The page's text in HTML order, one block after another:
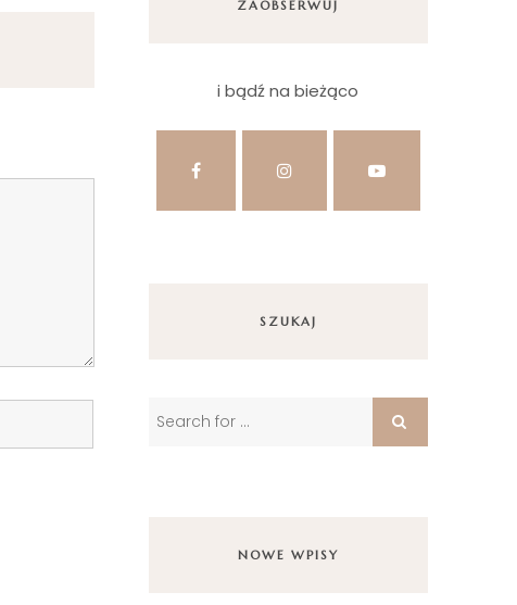
ZAOBSERWUJ
i bądź na bieżąco
SZUKAJ
NOWE WPISY